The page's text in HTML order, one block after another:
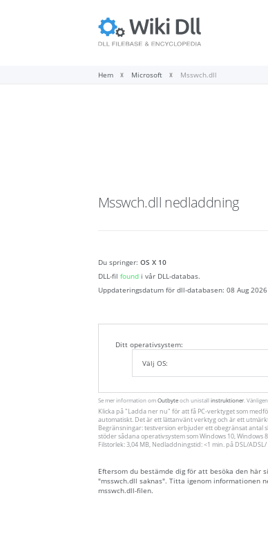
Hem Microsoft Msswch.dll
Msswch.dll nedladdning
Du springer: OS X 10
DLL-fil found i vår DLL-databas.
Uppdateringsdatum för dll-databasen: 08 Aug 2026
Ditt operativsystem:
Se mer information omOutbyteoch unistallinstruktioner .
Klicka på"Ladda ner nu" för att få PC-verktyget som
automatiskt. Det är ett lättanvänt verktyg och är ett
Begränsningar: testversion erbjuder ett obegränsat antal
stöder sådana operativsystem som Windows 10, Windows
Filstorlek: 3,04 MB, Nedladdningstid: <1 min. på DSL/
Eftersom du bestämde dig för att besöka den
"msswch.dll saknas". Titta igenom informationen
msswch.dll-filen.